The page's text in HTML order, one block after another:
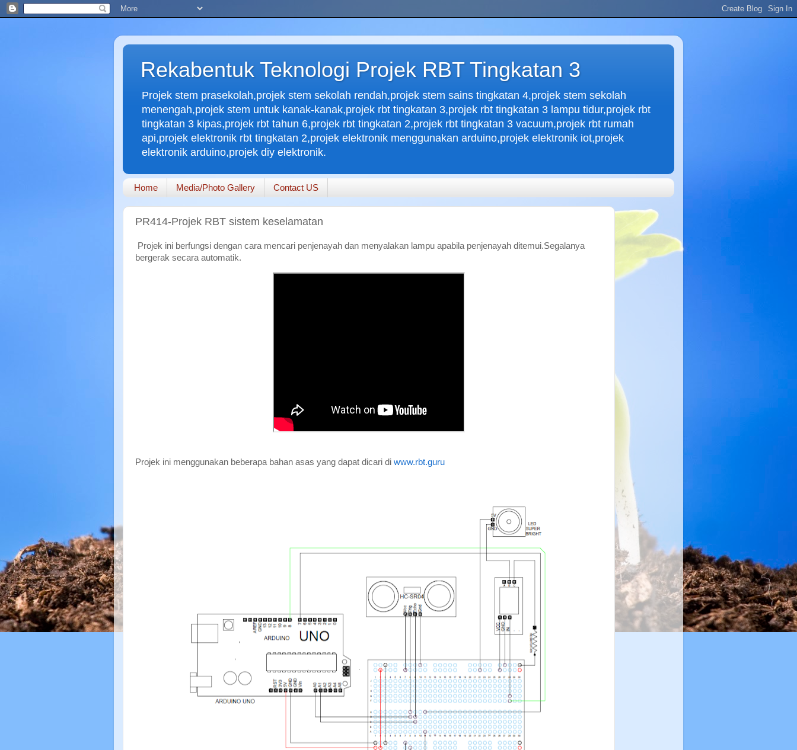
Rekabentuk Teknologi Projek RBT Tingkatan 3
Projek stem prasekolah,projek stem sekolah rendah,projek stem sains tingkatan 4,projek stem sekolah
menengah,projek stem untuk kanak-kanak,projek rbt tingkatan 3,projek rbt tingkatan 3 lampu tidur,projek rbt
tingkatan 3 kipas,projek rbt tahun 6,projek rbt tingkatan 2,projek rbt tingkatan 3 vacuum,projek rbt rumah
api,projek elektronik rbt tingkatan 2,projek elektronik menggunakan arduino,projek elektronik iot,projek
elektronik arduino,projek diy elektronik.
Home Media/Photo Gallery Contact US
PR414-Projek RBT sistem keselamatan
Projek ini berfungsi dengan cara mencari penjenayah dan menyalakan lampu apabila penjenayah ditemui.Segalanya
bergerak secara automatik.
Projek ini menggunakan beberapa bahan asas yang dapat dicari di www.rbt.guru